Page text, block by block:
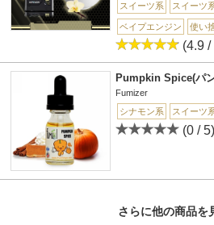
スイーツ系 スイーツ
ベイプエンジン 使い
(4.9 /
Pumpkin Spice(パ
Fumizer
シナモン系
スイーツ
(0 / 5)
さらに他の商品を